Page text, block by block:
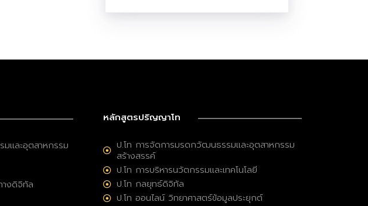
และอุตสาหกรรม
างดิจิทัล
หลักสูตรปริญญาโท
ป.โท การจัดการมรดกวัฒนธรรมและอุตสาหกรรม
สร้างสรรค์
ป.โท การบริหารนวัตกรรมและเทคโนโลยี
ป.โท กลยุทธ์ดิจิทัล
ป.โท ออนไลน์ วิทยาศาสตร์ข้อมูลประยุกต์